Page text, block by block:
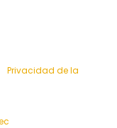
Privacidad de la